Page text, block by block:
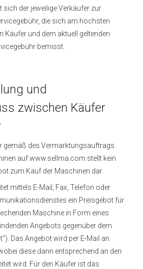
sich der jeweilige Verkäufer zur
die sich am höchsten
Käufer und dem aktuell geltenden
bemisst.
und
zwischen Käufer
gemäß des Vermarktungsauftrags
auf www.sellma.com stellt kein
zum Kauf der Maschinen dar.
mittels E-Mail, Fax, Telefon oder
ein Preisgebot für
Maschine in Form eines
Angebots gegenüber dem
Das Angebot wird per E-Mail an
diese dann entsprechend an den
wird. Für den Käufer ist das